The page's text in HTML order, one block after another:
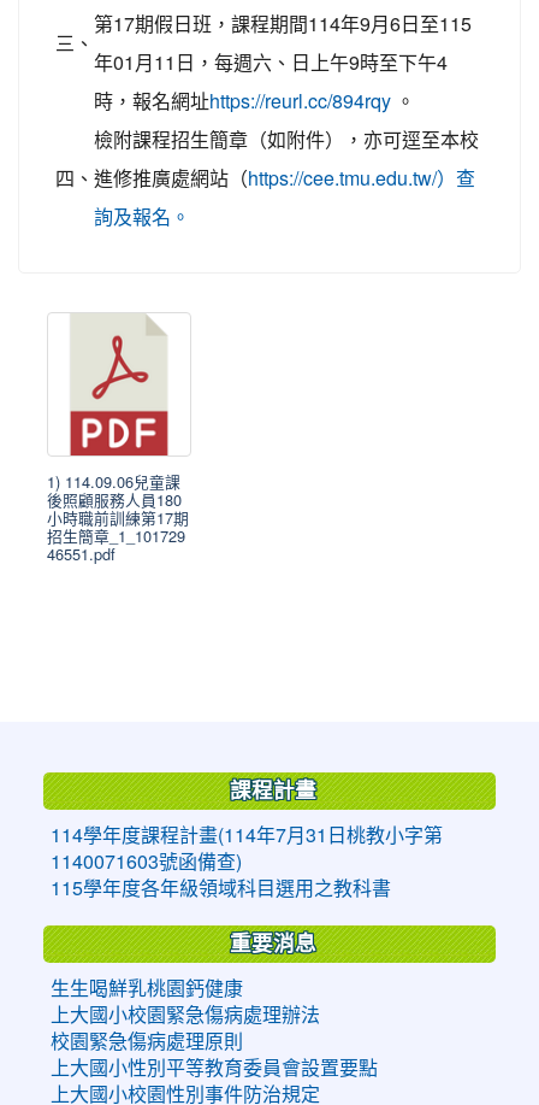
三、
第17期假日班，課程期間114年9月6日至115
年01月11日，每週六、日上午9時至下午4
時，報名網址https://reurl.cc/894rqy 。
四、
檢附課程招生簡章（如附件），亦可逕至本校
進修推廣處網站（https://cee.tmu.edu.tw/）查
詢及報名。
1) 114.09.06兒童課
後照顧服務人員180
小時職前訓練第17期
招生簡章_1_101729
46551.pdf
課程計畫
114學年度課程計畫(114年7月31日桃教小字第
1140071603號函備查)
115學年度各年級領域科目選用之教科書
重要消息
生生喝鮮乳桃園鈣健康
上大國小校園緊急傷病處理辦法
校園緊急傷病處理原則
上大國小性別平等教育委員會設置要點
上大國小校園性別事件防治規定